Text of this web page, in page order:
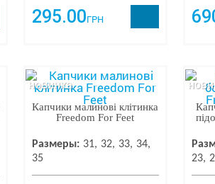
295.00ГРН
Капчики малинові клітинка
Freedom For Feet
Размеры: 31 32 33
34
35
новинка
23